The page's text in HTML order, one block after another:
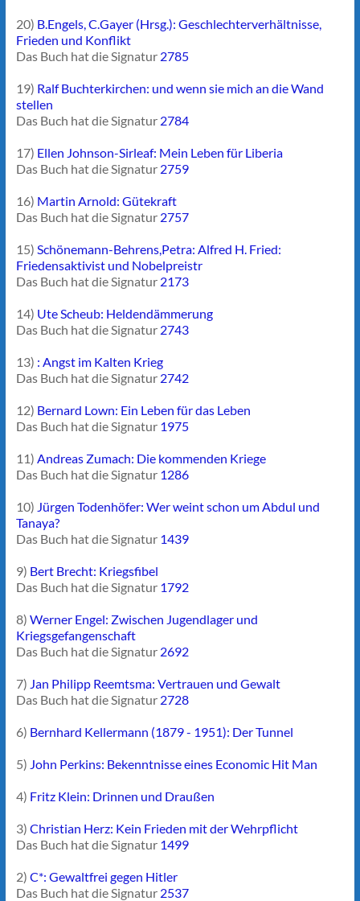
20) B.Engels, C.Gayer (Hrsg.): Geschlechterverhältnisse,
Frieden und Konflikt
Das Buch hat die Signatur 2785
19) Ralf Buchterkirchen: und wenn sie mich an die Wand
stellen
Das Buch hat die Signatur 2784
17) Ellen Johnson-Sirleaf: Mein Leben für Liberia
Das Buch hat die Signatur 2759
16) Martin Arnold: Gütekraft
Das Buch hat die Signatur 2757
15) Schönemann-Behrens,Petra: Alfred H. Fried:
Friedensaktivist und Nobelpreistr
Das Buch hat die Signatur 2173
14) Ute Scheub: Heldendämmerung
Das Buch hat die Signatur 2743
13) : Angst im Kalten Krieg
Das Buch hat die Signatur 2742
12) Bernard Lown: Ein Leben für das Leben
Das Buch hat die Signatur 1975
11) Andreas Zumach: Die kommenden Kriege
Das Buch hat die Signatur 1286
10) Jürgen Todenhöfer: Wer weint schon um Abdul und
Tanaya?
Das Buch hat die Signatur 1439
9) Bert Brecht: Kriegsfibel
Das Buch hat die Signatur 1792
8) Werner Engel: Zwischen Jugendlager und
Kriegsgefangenschaft
Das Buch hat die Signatur 2692
7) Jan Philipp Reemtsma: Vertrauen und Gewalt
Das Buch hat die Signatur 2728
6) Bernhard Kellermann (1879 - 1951): Der Tunnel
5) John Perkins: Bekenntnisse eines Economic Hit Man
4) Fritz Klein: Drinnen und Draußen
3) Christian Herz: Kein Frieden mit der Wehrpflicht
Das Buch hat die Signatur 1499
2) C*: Gewaltfrei gegen Hitler
Das Buch hat die Signatur 2537